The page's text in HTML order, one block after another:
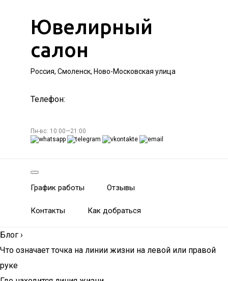
Ювелирный
салон
Россия, Смоленск, Ново-Московская улица
Телефон:
Пн-вс: 10:00—21:00
График работы Отзывы
Контакты Как добраться
Блог ›
Что означает точка на линии жизни на левой или правой
руке